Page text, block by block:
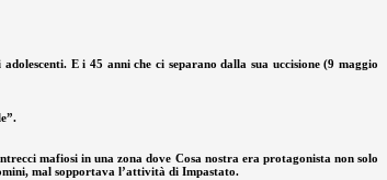
E i 45 anni che ci separano dalla sua uccisione (9 maggio
mafiosi in una zona dove Cosa nostra era protagonista non solo
mal sopportava l’attività di Impastato.